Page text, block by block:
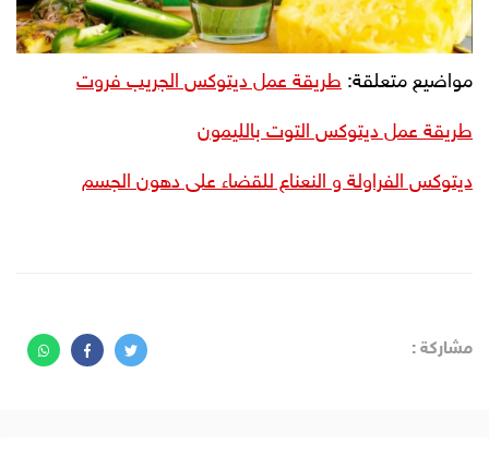
مواضيع متعلقة: طريقة عمل ديتوكس الجريب فروت
طريقة عمل ديتوكس التوت بالليمون
ديتوكس الفراولة و النعناع للقضاء على دهون الجسم
مشاركة :